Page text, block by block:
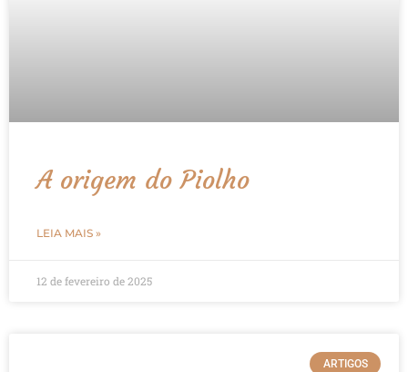
A origem do Piolho
LEIA MAIS »
12 de fevereiro de 2025
ARTIGOS